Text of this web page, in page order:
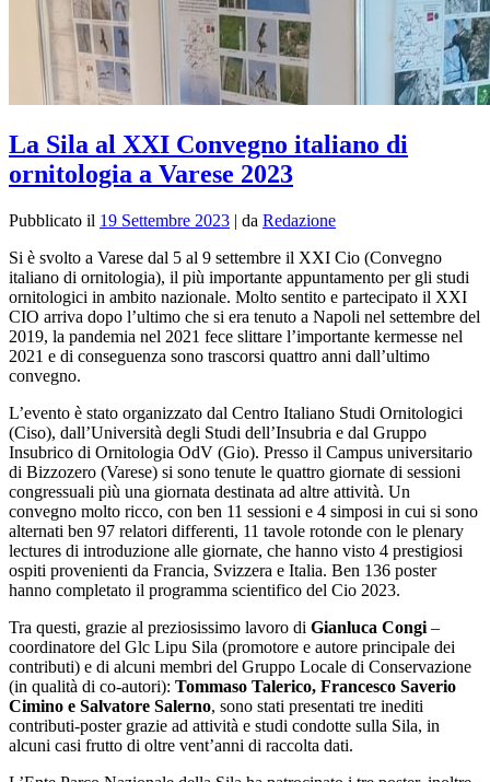
La Sila al XXI Convegno italiano di
ornitologia a Varese 2023
Pubblicato il 19 Settembre 2023 | da Redazione
Si è svolto a Varese dal 5 al 9 settembre il XXI Cio (Convegno
italiano di ornitologia), il più importante appuntamento per gli studi
ornitologici in ambito nazionale. Molto sentito e partecipato il XXI
CIO arriva dopo l’ultimo che si era tenuto a Napoli nel settembre del
2019, la pandemia nel 2021 fece slittare l’importante kermesse nel
2021 e di conseguenza sono trascorsi quattro anni dall’ultimo
convegno.
L’evento è stato organizzato dal Centro Italiano Studi Ornitologici
(Ciso), dall’Università degli Studi dell’Insubria e dal Gruppo
Insubrico di Ornitologia OdV (Gio). Presso il Campus universitario
di Bizzozero (Varese) si sono tenute le quattro giornate di sessioni
congressuali più una giornata destinata ad altre attività. Un
convegno molto ricco, con ben 11 sessioni e 4 simposi in cui si sono
alternati ben 97 relatori differenti, 11 tavole rotonde con le plenary
lectures di introduzione alle giornate, che hanno visto 4 prestigiosi
ospiti provenienti da Francia, Svizzera e Italia. Ben 136 poster
hanno completato il programma scientifico del Cio 2023.
Tra questi, grazie al preziosissimo lavoro di Gianluca Congi –
coordinatore del Glc Lipu Sila (promotore e autore principale dei
contributi) e di alcuni membri del Gruppo Locale di Conservazione
(in qualità di co-autori): Tommaso Talerico, Francesco Saverio
Cimino e Salvatore Salerno, sono stati presentati tre inediti
contributi-poster grazie ad attività e studi condotte sulla Sila, in
alcuni casi frutto di oltre vent’anni di raccolta dati.